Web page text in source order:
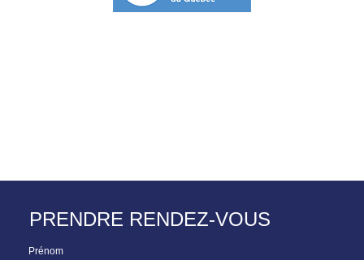
PRENDRE RENDEZ-VOUS
Prénom